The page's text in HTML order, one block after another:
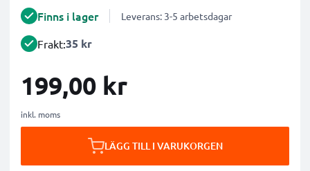
Finns i lager Leverans: 3-5 arbetsdagar
Frakt:35 kr
199,00 kr
inkl. moms
LÄGG TILL I VARUKORGEN